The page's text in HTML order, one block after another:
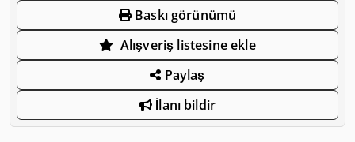
Baskı görünümü
Alışveriş listesine ekle
Paylaş
İlanı bildir